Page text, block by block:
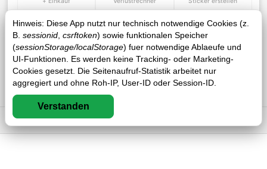
Hinweis: Diese App nutzt nur technisch notwendige Cookies (z.
B. sessionid csrftoken) sowie funktionalen Speicher
(sessionStorage/localStorage) fuer notwendige Ablaeufe und
UI-Funktionen. Es werden keine Tracking- oder Marketing-
Cookies gesetzt. Die Seitenaufruf-Statistik arbeitet nur
aggregiert und ohne Roh-IP, User-ID oder Session-ID.
Verstanden
1 / 1
Impressum